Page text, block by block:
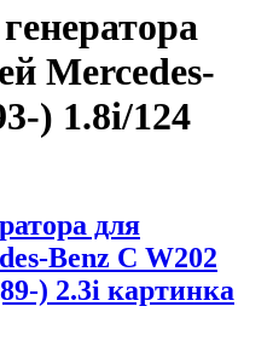
Mercedes-
) 1.8i/124
для
Benz C W202
) 2.3i картинка